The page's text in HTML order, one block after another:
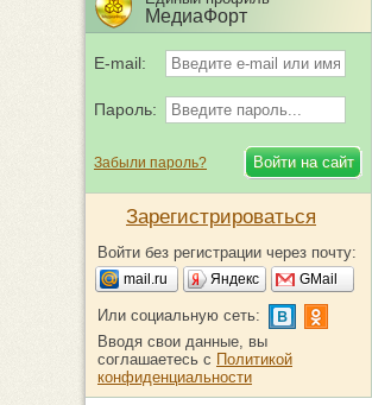
МедиаФорт
E-mail:
Пароль:
Забыли пароль?
Зарегистрироваться
Войти без регистрации через почту:
mail.ru Яндекс GMail
Или социальную сеть:
Вводя свои данные, вы
соглашаетесь с Политикой
конфиденциальности